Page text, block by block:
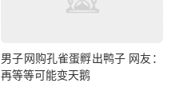
男子网购孔雀蛋孵出鸭子 网友：
再等等可能变天鹅